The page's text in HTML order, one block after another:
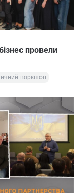
провели
воркшоп